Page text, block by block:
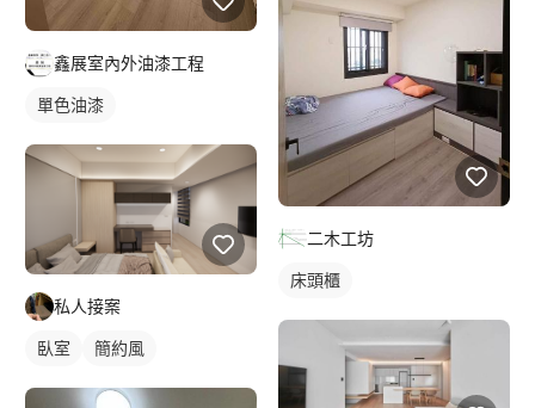
鑫展室內外油漆工程
單色油漆
私人接案
臥室 簡約風
二木工坊
床頭櫃